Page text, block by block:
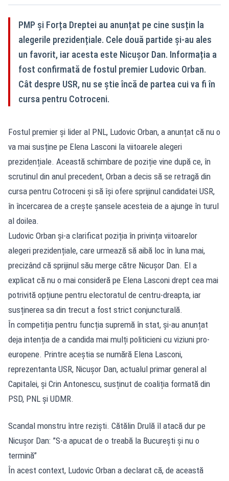
PMP și Forța Dreptei au anunțat pe cine susțin la
alegerile prezidențiale. Cele două partide și-au ales
un favorit, iar acesta este Nicușor Dan. Informația a
fost confirmată de fostul premier Ludovic Orban.
Cât despre USR, nu se știe încă de partea cui va fi în
cursa pentru Cotroceni.
Fostul premier și lider al PNL, Ludovic Orban, a anunțat că nu o
va mai susține pe Elena Lasconi la viitoarele alegeri
prezidențiale. Această schimbare de poziție vine după ce, în
scrutinul din anul precedent, Orban a decis să se retragă din
cursa pentru Cotroceni și să își ofere sprijinul candidatei USR,
în încercarea de a crește șansele acesteia de a ajunge în turul
al doilea.
Ludovic Orban și-a clarificat poziția în privința viitoarelor
alegeri prezidențiale, care urmează să aibă loc în luna mai,
precizând că sprijinul său merge către Nicușor Dan. El a
explicat că nu o mai consideră pe Elena Lasconi drept cea mai
potrivită opțiune pentru electoratul de centru-dreapta, iar
susținerea sa din trecut a fost strict conjuncturală.
În competiția pentru funcția supremă în stat, și-au anunțat
deja intenția de a candida mai mulți politicieni cu viziuni pro-
europene. Printre aceștia se numără Elena Lasconi,
reprezentanta USR, Nicușor Dan, actualul primar general al
Capitalei, și Crin Antonescu, susținut de coaliția formată din
PSD, PNL și UDMR.
Scandal monstru între reziști. Cătălin Drulă îl atacă dur pe
Nicușor Dan: ”S-a apucat de o treabă la București și nu o
termină”
În acest context, Ludovic Orban a declarat că, de această